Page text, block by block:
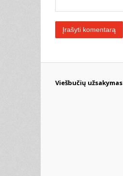
Viešbučių užsakymas